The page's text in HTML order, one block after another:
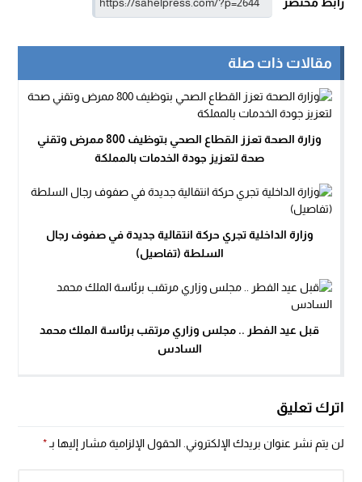
مقالات ذات صلة
وزارة الصحة تعزز القطاع الصحي بتوظيف 800 ممرض وتقني
صحة لتعزيز جودة الخدمات بالمملكة
وزارة الداخلية تجري حركة انتقالية جديدة في صفوف رجال
السلطة (تفاصيل)
قبل عيد الفطر .. مجلس وزاري مرتقب برئاسة الملك محمد
السادس
اترك تعليق
لن يتم نشر عنوان بريدك الإلكتروني. الحقول الإلزامية مشار إليها بـ*